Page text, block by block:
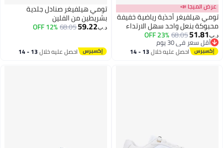
2
عرض الميجا 📣
تومي هيلفيغر أحذية رياضية خفيفة
محبوكة بنعل واحد سهل الارتداء
د.ب‏51.81
68.05
23% OFF
أقل سعر في 30 يوم
أقل سعر في 30 يوماحصل عليه خلال 13 - 14
تومي هيلفيغر صنادل جلدية
بشريطين من الفلين
د.ب‏59.22
68.05
12% OFF
احصل عليه خلال 13 - 14